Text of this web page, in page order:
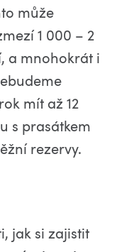
může
1 000 – 2
a mnohokrát i
mít až 12
s prasátkem
rezervy.
jak si zajistit